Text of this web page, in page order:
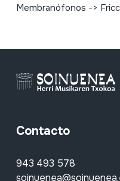
Membranófonos ->
Contacto
943 493 578